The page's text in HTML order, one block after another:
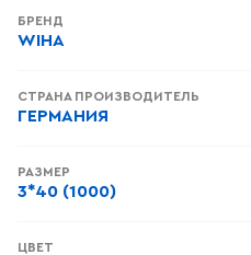
БРЕНД
WIHA
СТРАНА ПРОИЗВОДИТЕЛЬ
ГЕРМАНИЯ
РАЗМЕР
3*40 (1000)
ЦВЕТ